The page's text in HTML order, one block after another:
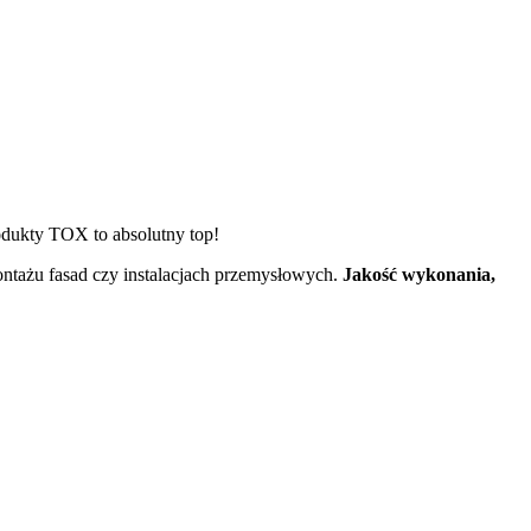
TOX to absolutny top!
fasad czy instalacjach przemysłowych. Jakość wykonania,